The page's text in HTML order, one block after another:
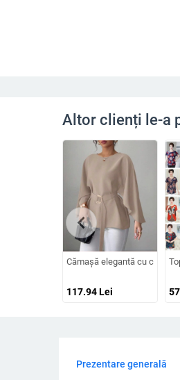
Altor clienți le-a
Cămașă elegantă cu curea
117.94Lei
chevron_left
Prezentare generală